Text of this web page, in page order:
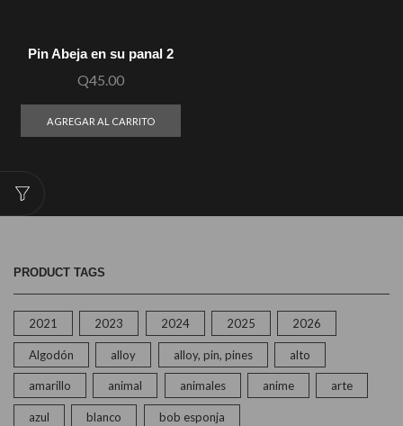
Pin Abeja en su panal 2
Q45.00
AGREGAR AL CARRITO
PRODUCT TAGS
2021 2023 2024 2025 2026
Algodón alloy alloy, pin, pines alto
amarillo animal animales anime arte
azul blanco bob esponja